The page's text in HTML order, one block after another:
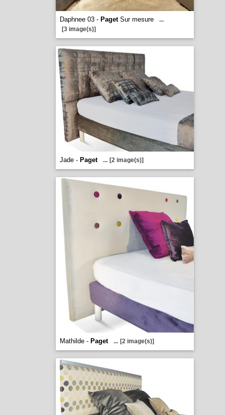
Daphnee 03 - PagetSur mesure
...
[3 image(s)]
Jade - Paget ... [2 image(s)]
Mathilde - Paget ... [2 image(s)]